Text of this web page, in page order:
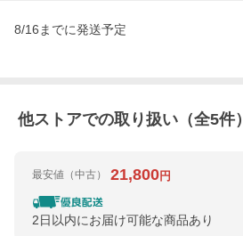
8/16までに発送予定
他ストアでの取り扱い（全5件）
最安値 （中古） 21,800円
2日以内にお届け可能な商品あり